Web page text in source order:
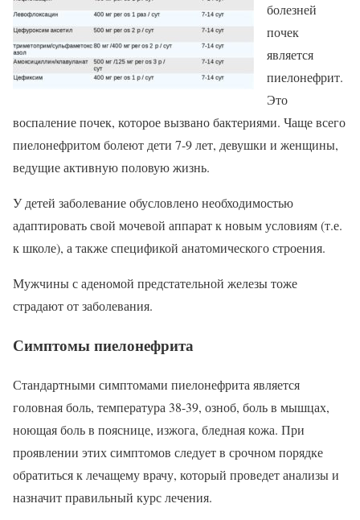
болезней
почек
является
пиелонефрит.
Это
воспаление почек, которое вызвано бактериями. Чаще всего
пиелонефритом болеют дети 7-9 лет, девушки и женщины,
ведущие активную половую жизнь.
У детей заболевание обусловлено необходимостью
адаптировать свой мочевой аппарат к новым условиям (т.е.
к школе), а также спецификой анатомического строения.
Мужчины с аденомой предстательной железы тоже
страдают от заболевания.
Симптомы пиелонефрита
Стандартными симптомами пиелонефрита является
головная боль, температура 38-39, озноб, боль в мышцах,
ноющая боль в пояснице, изжога, бледная кожа. При
проявлении этих симптомов следует в срочном порядке
обратиться к лечащему врачу, который проведет анализы и
назначит правильный курс лечения.